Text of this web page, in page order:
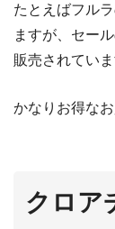
たとえばフル
ますが、セー
販売されていま
かなりお得な
クロア